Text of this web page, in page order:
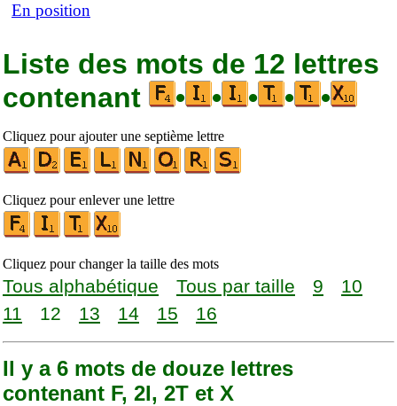
En position
Liste des mots de 12 lettres
contenant
• • • • •
Cliquez pour ajouter une septième lettre
Cliquez pour enlever une lettre
Cliquez pour changer la taille des mots
Tous alphabétique Tous par taille 9
10
11
12 13 14 15 16
Il y a 6 mots de douze lettres
contenant F, 2I, 2T et X